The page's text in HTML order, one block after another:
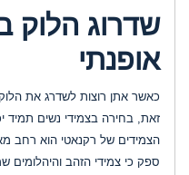
שדרוג הלוק
אופנתי
כאשר אתן רוצות לשדרג את
זאת, בחירה בצמידי נשים תמיד
הצמידים של רקנאטי הוא רחב
ספק כי צמידי הזהב והיהלומים